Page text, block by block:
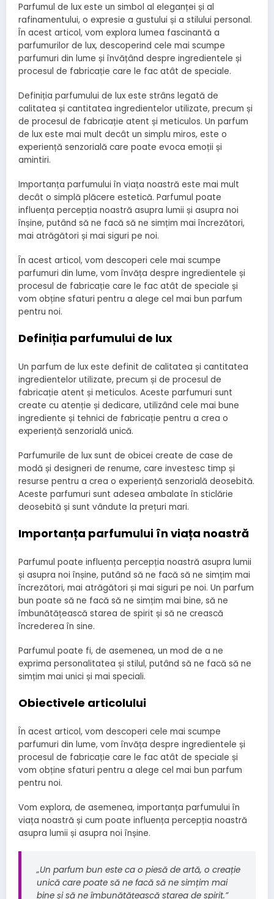
Parfumul de lux este un simbol al eleganței și al
rafinamentului, o expresie a gustului și a stilului personal.
În acest articol, vom explora lumea fascinantă a
parfumurilor de lux, descoperind cele mai scumpe
parfumuri din lume și învățând despre ingredientele și
procesul de fabricație care le fac atât de speciale.
Definiția parfumului de lux este strâns legată de
calitatea și cantitatea ingredientelor utilizate, precum și
de procesul de fabricație atent și meticulos. Un parfum
de lux este mai mult decât un simplu miros, este o
experiență senzorială care poate evoca emoții și
amintiri.
Importanța parfumului în viața noastră este mai mult
decât o simplă plăcere estetică. Parfumul poate
influența percepția noastră asupra lumii și asupra noi
înșine, putând să ne facă să ne simțim mai încrezători,
mai atrăgători și mai siguri pe noi.
În acest articol, vom descoperi cele mai scumpe
parfumuri din lume, vom învăța despre ingredientele și
procesul de fabricație care le fac atât de speciale și
vom obține sfaturi pentru a alege cel mai bun parfum
pentru noi.
Definiția parfumului de lux
Un parfum de lux este definit de calitatea și cantitatea
ingredientelor utilizate, precum și de procesul de
fabricație atent și meticulos. Aceste parfumuri sunt
create cu atenție și dedicare, utilizând cele mai bune
ingrediente și tehnici de fabricație pentru a crea o
experiență senzorială unică.
Parfumurile de lux sunt de obicei create de case de
modă și designeri de renume, care investesc timp și
resurse pentru a crea o experiență senzorială deosebită.
Aceste parfumuri sunt adesea ambalate în sticlărie
deosebită și sunt vândute la prețuri mari.
Importanța parfumului în viața noastră
Parfumul poate influența percepția noastră asupra lumii
și asupra noi înșine, putând să ne facă să ne simțim mai
încrezători, mai atrăgători și mai siguri pe noi. Un parfum
bun poate să ne facă să ne simțim mai bine, să ne
îmbunătățească starea de spirit și să ne crească
încrederea în sine.
Parfumul poate fi, de asemenea, un mod de a ne
exprima personalitatea și stilul, putând să ne facă să ne
simțim mai unici și mai speciali.
Obiectivele articolului
În acest articol, vom descoperi cele mai scumpe
parfumuri din lume, vom învăța despre ingredientele și
procesul de fabricație care le fac atât de speciale și
vom obține sfaturi pentru a alege cel mai bun parfum
pentru noi.
Vom explora, de asemenea, importanța parfumului în
viața noastră și cum poate influența percepția noastră
asupra lumii și asupra noi înșine.
„Un parfum bun este ca o piesă de artă, o creație
unică care poate să ne facă să ne simțim mai
bine și să ne îmbunătățească starea de spirit.”